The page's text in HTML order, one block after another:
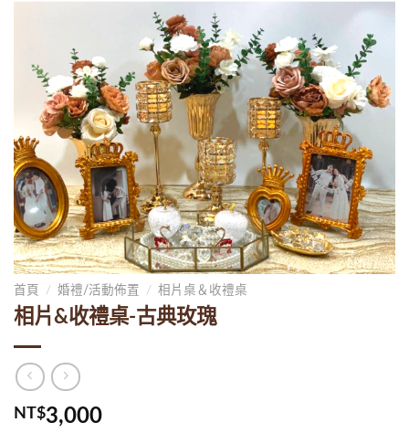
首頁 / 婚禮/活動佈置 / 相片桌＆收禮桌
相片&收禮桌-古典玫瑰
NT$3,000